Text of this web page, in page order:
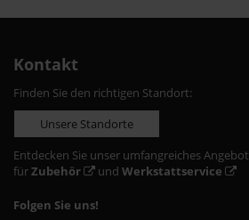
Kontakt
Finden Sie den richtigen Standort:
Unsere Standorte
Entdecken Sie unser umfangreiches Angebot
fürZubehör und Werkstattservice
Folgen Sie uns!